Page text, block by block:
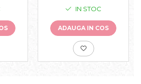
IN STOC
ADAUGA IN COS